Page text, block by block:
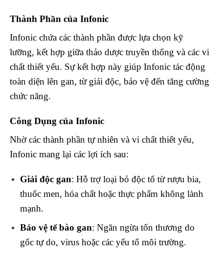
Thành Phần của Infonic
Infonic chứa các thành phần được lựa chọn kỹ
lưỡng, kết hợp giữa thảo dược truyền thống và các vi
chất thiết yếu. Sự kết hợp này giúp Infonic tác động
toàn diện lên gan, từ giải độc, bảo vệ đến tăng cường
chức năng.
Công Dụng của Infonic
Nhờ các thành phần tự nhiên và vi chất thiết yếu,
Infonic mang lại các lợi ích sau:
Giải độc gan: Hỗ trợ loại bỏ độc tố từ rượu bia,
thuốc men, hóa chất hoặc thực phẩm không lành
mạnh.
Bảo vệ tế bào gan: Ngăn ngừa tổn thương do
gốc tự do, virus hoặc các yếu tố môi trường.